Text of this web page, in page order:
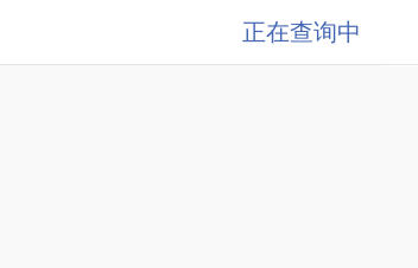
正在查询中